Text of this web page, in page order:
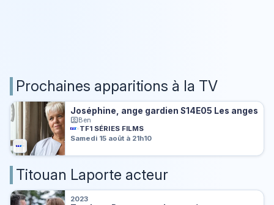
Prochaines apparitions à la TV
Joséphine, ange gardien S14E05 Les anges
Ben
TF1 SÉRIES FILMS
Samedi 15 août à 21h10
Titouan Laporte acteur
2023